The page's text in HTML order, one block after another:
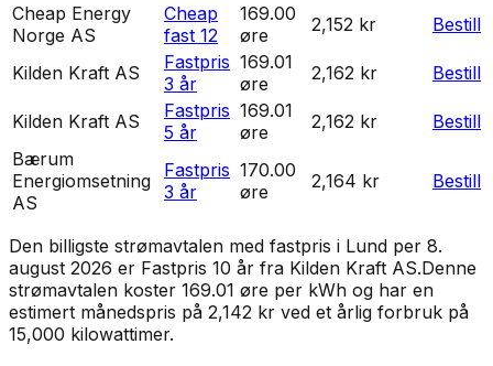
Cheap Energy
Norge AS
Cheap
fast 12
169.00
øre
2,152 kr Bestill
Kilden Kraft AS
Fastpris
3 år
169.01
øre
2,162 kr Bestill
Kilden Kraft AS
Fastpris
5 år
169.01
øre
2,162 kr
Bestill
Bærum
Energiomsetning
AS
Fastpris
3 år
170.00
øre
2,164 kr Bestill
Den billigste strømavtalen med fastpris i Lund per 8.
august 2026 er Fastpris 10 år fra Kilden Kraft AS.Denne
strømavtalen koster 169.01 øre per kWh og har en
estimert månedspris på 2,142 kr ved et årlig forbruk på
15,000 kilowattimer.